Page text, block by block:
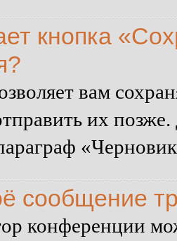
кнопка
вам
их
сообщение
конференции